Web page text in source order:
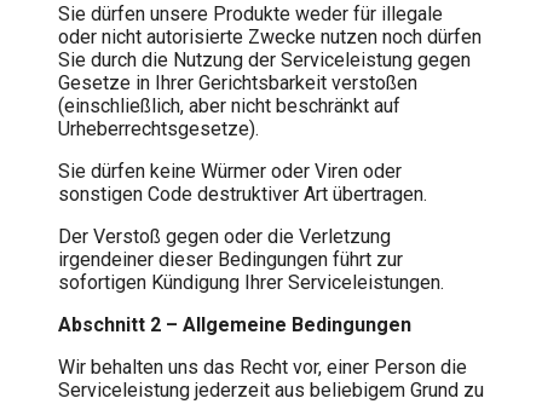
Sie dürfen unsere Produkte weder für illegale
oder nicht autorisierte Zwecke nutzen noch dürfen
Sie durch die Nutzung der Serviceleistung gegen
Gesetze in Ihrer Gerichtsbarkeit verstoßen
(einschließlich, aber nicht beschränkt auf
Urheberrechtsgesetze).
Sie dürfen keine Würmer oder Viren oder
sonstigen Code destruktiver Art übertragen.
Der Verstoß gegen oder die Verletzung
irgendeiner dieser Bedingungen führt zur
sofortigen Kündigung Ihrer Serviceleistungen.
Abschnitt 2 – Allgemeine Bedingungen
Wir behalten uns das Recht vor, einer Person die
Serviceleistung jederzeit aus beliebigem Grund zu